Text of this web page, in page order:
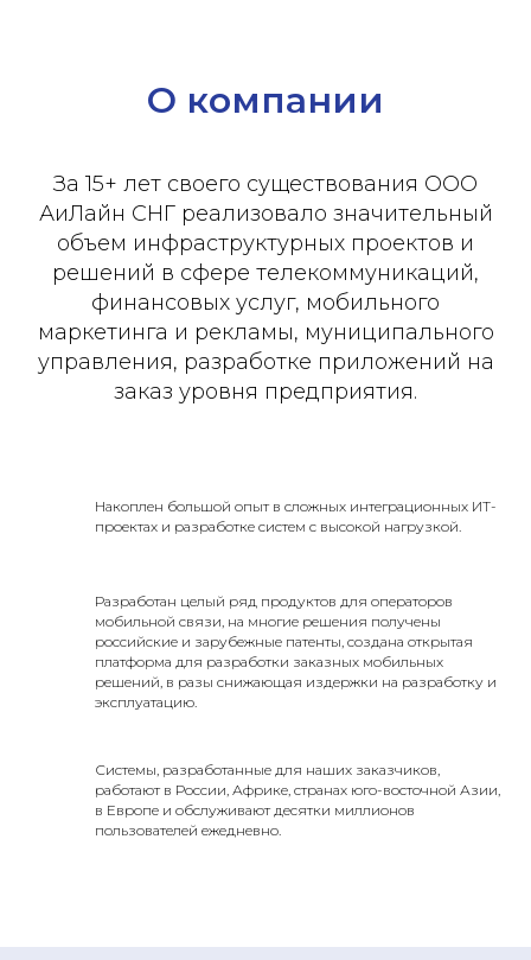
О компании
За 15+ лет своего существования ООО
АиЛайн СНГ реализовало значительный
объем инфраструктурных проектов и
решений в сфере телекоммуникаций,
финансовых услуг, мобильного
маркетинга и рекламы, муниципального
управления, разработке приложений на
заказ уровня предприятия.
Накоплен большой опыт в сложных интеграционных ИТ-
проектах и разработке систем с высокой нагрузкой.
Разработан целый ряд продуктов для операторов
мобильной связи, на многие решения получены
российские и зарубежные патенты, создана открытая
платформа для разработки заказных мобильных
решений, в разы снижающая издержки на разработку и
эксплуатацию.
Системы, разработанные для наших заказчиков,
работают в России, Африке, странах юго-восточной Азии,
в Европе и обслуживают десятки миллионов
пользователей ежедневно.